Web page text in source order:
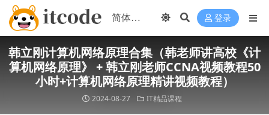
登录
韩立刚计算机网络原理合集（韩老师讲高校《计
算机网络原理》 + 韩立刚老师CCNA视频教程50
小时+计算机网络原理精讲视频教程）
2024-08-27 IT精品课程